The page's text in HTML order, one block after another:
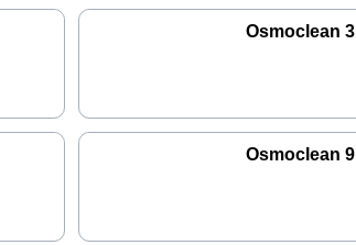
Osmoclean 3
Osmoclean 9